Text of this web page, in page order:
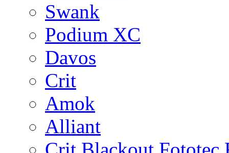
Swank
Podium XC
Davos
Crit
Amok
Alliant